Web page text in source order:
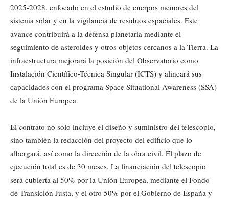
2025-2028, enfocado en el estudio de cuerpos menores del
sistema solar y en la vigilancia de residuos espaciales. Este
avance contribuirá a la defensa planetaria mediante el
seguimiento de asteroides y otros objetos cercanos a la Tierra. La
infraestructura mejorará la posición del Observatorio como
Instalación Científico-Técnica Singular (ICTS) y alineará sus
capacidades con el programa Space Situational Awareness (SSA)
de la Unión Europea.
El contrato no solo incluye el diseño y suministro del telescopio,
sino también la redacción del proyecto del edificio que lo
albergará, así como la dirección de la obra civil. El plazo de
ejecución total es de 30 meses. La financiación del telescopio
será cubierta al 50% por la Unión Europea, mediante el Fondo
de Transición Justa, y el otro 50% por el Gobierno de España y